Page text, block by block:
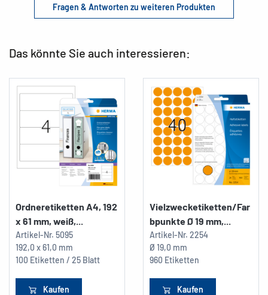
Fragen & Antworten zu weiteren Produkten
Das könnte Sie auch interessieren:
Ordneretiketten A4, 192
x 61 mm, weiß,...
Artikel-Nr. 5095
192,0 x 61,0 mm
100 Etiketten / 25 Blatt
Kaufen
Vielzwecketiketten/Far
bpunkte Ø 19 mm,...
Artikel-Nr. 2254
Ø 19,0 mm
960 Etiketten
Kaufen